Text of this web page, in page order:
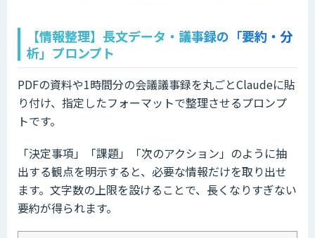
【情報整理】長文データ・議事録の「要約・分
析」プロンプト
PDFの資料や1時間分の会議議事録を丸ごとClaudeに貼
り付け、指定したフォーマットで整理させるプロンプ
トです。
「決定事項」「課題」「次のアクション」のように抽
出する観点を明示すると、必要な情報だけを取り出せ
ます。文字数の上限を設けることで、長くなりすぎない
要約が得られます。